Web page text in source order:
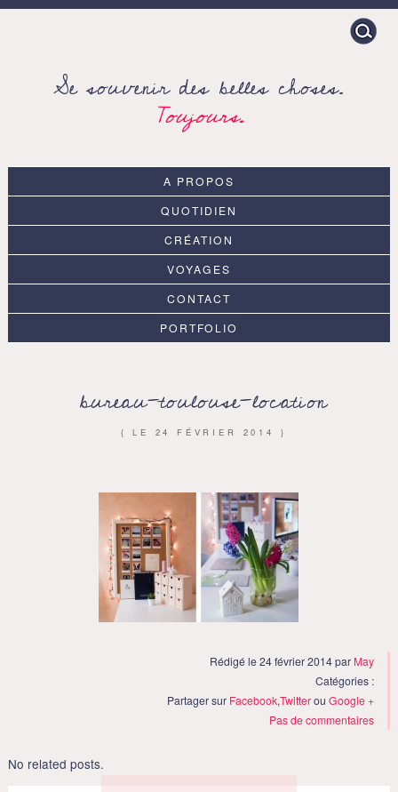
Search
for:
Se souvenir des belles choses.
Toujours.
A PROPOS
QUOTIDIEN
CRÉATION
VOYAGES
CONTACT
PORTFOLIO
bureau-toulouse-location
{ LE 24 FÉVRIER 2014 }
Rédigé le 24 février 2014 par May
Catégories :
Partager sur Facebook,TwitterouGoogle +
Pas de commentaires
No related posts.